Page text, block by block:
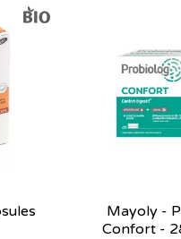
Mayoly -
Confort -